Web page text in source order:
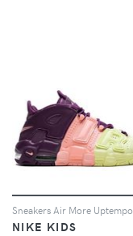
Sneakers Air More Uptempo
NIKE KIDS